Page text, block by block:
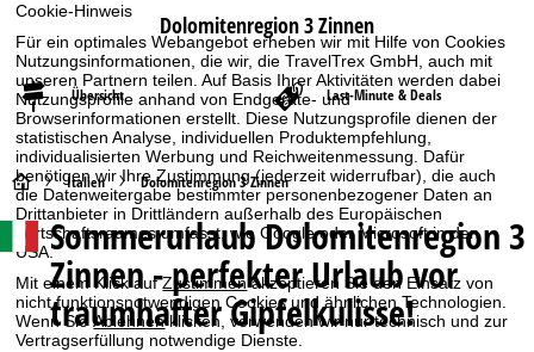
Cookie-Hinweis
Für ein optimales Webangebot erheben wir mit Hilfe von Cookies
Nutzungsinformationen, die wir, die TravelTrex GmbH, auch mit
unseren Partnern teilen. Auf Basis Ihrer Aktivitäten werden dabei
Nutzungsprofile anhand von Endgeräte- und
Browserinformationen erstellt. Diese Nutzungsprofile dienen der
statistischen Analyse, individuellen Produktempfehlung,
individualisierten Werbung und Reichweitenmessung. Dafür
benötigen wir Ihre Zustimmung (jederzeit widerrufbar), die auch
die Datenweitergabe bestimmter personenbezogener Daten an
Drittanbieter in Drittländern außerhalb des Europäischen
Wirtschaftsraumes umfasst, wie Google oder Microsoft in den
USA.
Mit einem Klick aufZustimmenakzeptieren Sie den Einsatz von
nicht funktionsnotwendigen Cookies und ähnlichen Technologien.
Wenn SieAblehnenklicken, verwenden wir nur technisch und zur
Vertragserfüllung notwendige Dienste.
Dolomitenregion 3 Zinnen
Übersicht Last-Minute & Deals
S
t
a
r
Italien Dolomitenregion 3 Zinnen
Sommerurlaub Dolomitenregion 3
Zinnen - perfekter Urlaub vor
traumhafter Gipfelkulisse!